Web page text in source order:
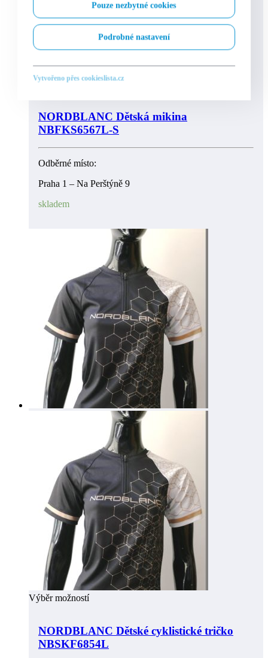
Výběr možností
NORDBLANC Dětská mikina
NBFKS6567L-S
Odběrné místo:
Praha 1 – Na Perštýně 9
skladem
Výběr možností
NORDBLANC Dětské cyklistické tričko
NBSKF6854L
Pouze nezbytné cookies
Podrobné nastavení
Vytvořeno přes cookieslista.cz